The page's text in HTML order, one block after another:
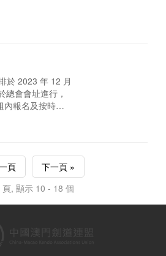
於 2023 年 12 月
總會會址進行，
內報名及按時出
頁
下一頁 »
頁, 顯示 10 - 18 個